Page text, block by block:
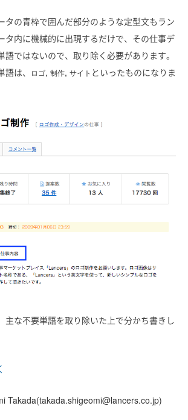
タの青枠で囲んだ部分のような定型文もラン
タ内に機械的に出現するだけで、その仕事デ
語ではないので、取り除く必要があります。
は、
ロゴ, 制作, サイト といったものになりま
主な不要単語を取り除いた上で分かち書きし
Takada(takada.shigeomi@lancers.co.jp)